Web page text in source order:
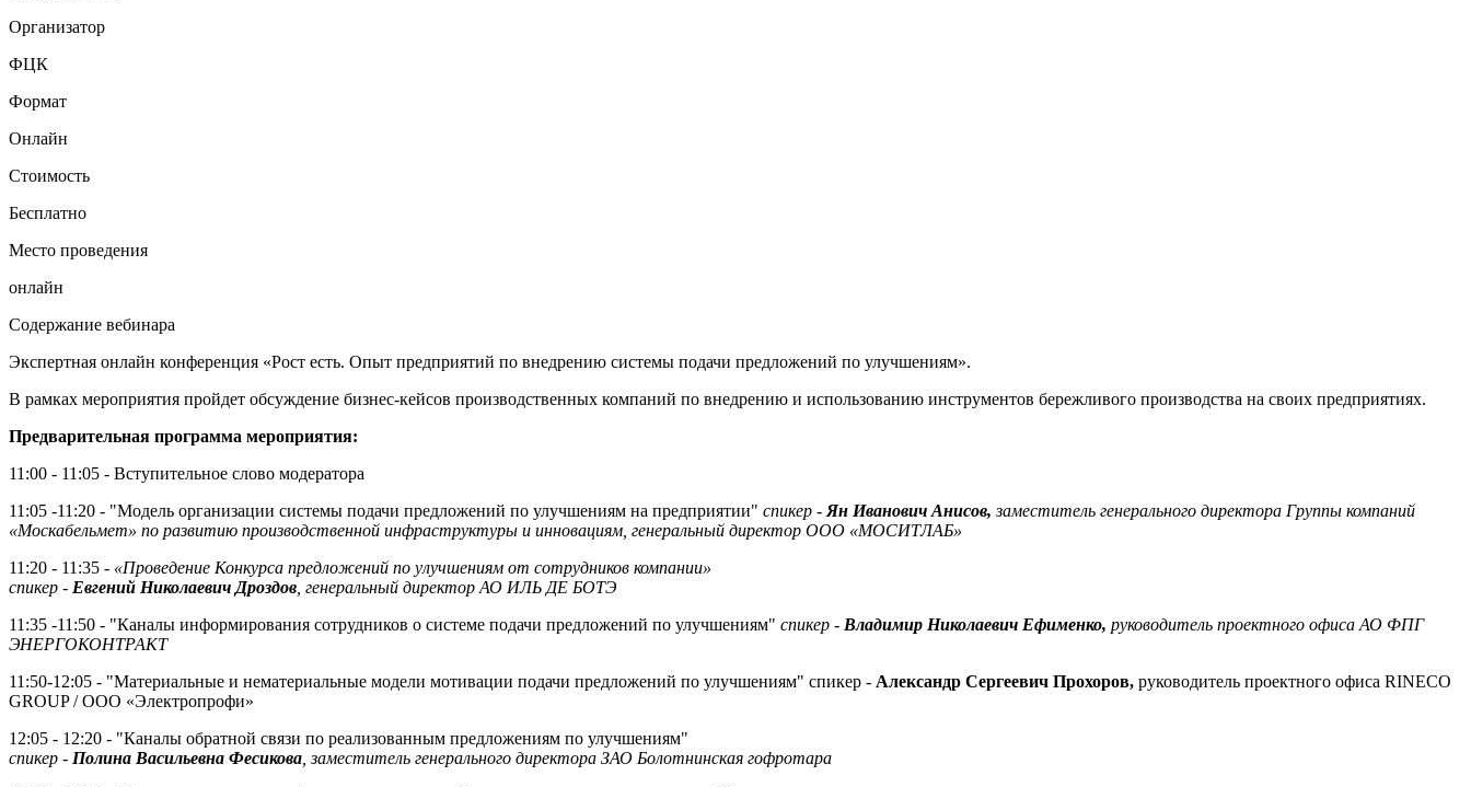
Организатор
ФЦК
Формат
Онлайн
Стоимость
Бесплатно
Место проведения
онлайн
Содержание вебинара
Экспертная онлайн конференция «Рост есть. Опыт предприятий по внедрению системы подачи предложений по улучшениям».
В рамках мероприятия пройдет обсуждение бизнес-кейсов производственных компаний по внедрению и использованию инструментов бережливого производства на своих предприятиях.
Предварительная программа мероприятия:
11:00 - 11:05 - Вступительное слово модератора
11:05 -11:20 - "Модель организации системы подачи предложений по улучшениям на предприятии" спикер - Ян Иванович Анисов, заместитель генерального директора Группы компаний
«Москабельмет» по развитию производственной инфраструктуры и инновациям, генеральный директор ООО «МОСИТЛАБ»
11:20 - 11:35 - «Проведение Конкурса предложений по улучшениям от сотрудников компании»
спикер - Евгений Николаевич Дроздов , генеральный директор АО ИЛЬ ДЕ БОТЭ
11:35 -11:50 - "Каналы информирования сотрудников о системе подачи предложений по улучшениям" спикер - Владимир Николаевич Ефименко, руководитель проектного офиса АО ФПГ
ЭНЕРГОКОНТРАКТ
11:50-12:05 - "Материальные и нематериальные модели мотивации подачи предложений по улучшениям" спикер - Александр Сергеевич Прохоров, руководитель проектного офиса RINECO
GROUP / ООО «Электропрофи»
12:05 - 12:20 - "Каналы обратной связи по реализованным предложениям по улучшениям"
спикер - Полина Васильевна Фесикова , заместитель генерального директора ЗАО Болотнинская гофротара